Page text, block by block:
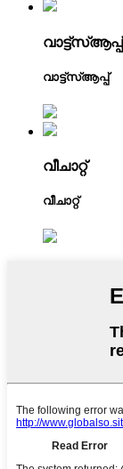
വാട്ട്‌സ്ആപ്പ്
വാട്ട്‌സ്ആപ്പ്
വീചാറ്റ്
വീചാറ്റ്